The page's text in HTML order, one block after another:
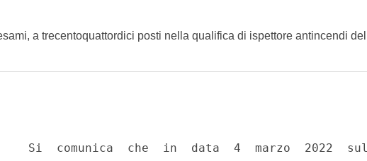
a trecentoquattordici posti nella qualifica di ispettore antincendi